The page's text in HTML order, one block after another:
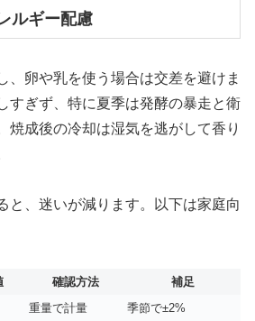
ルギー配慮
、卵や乳を使う場合は交差を避けま
すぎず、特に夏季は発酵の暴走と衛
焼成後の冷却は湿気を逃がして香り
と、迷いが減ります。以下は家庭向
確認方法
補足
重量で計量
季節で±2%